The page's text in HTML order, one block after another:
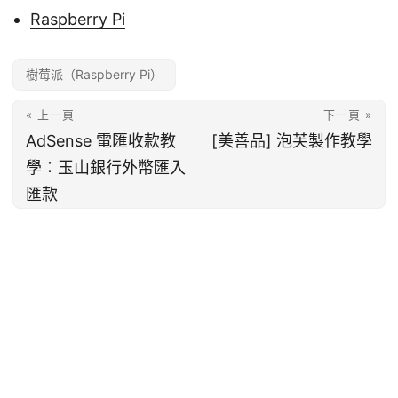
Raspberry Pi
樹莓派（Raspberry Pi）
« 上一頁
AdSense 電匯收款教
學：玉山銀行外幣匯入
匯款
下一頁 »
[美善品] 泡芙製作教學